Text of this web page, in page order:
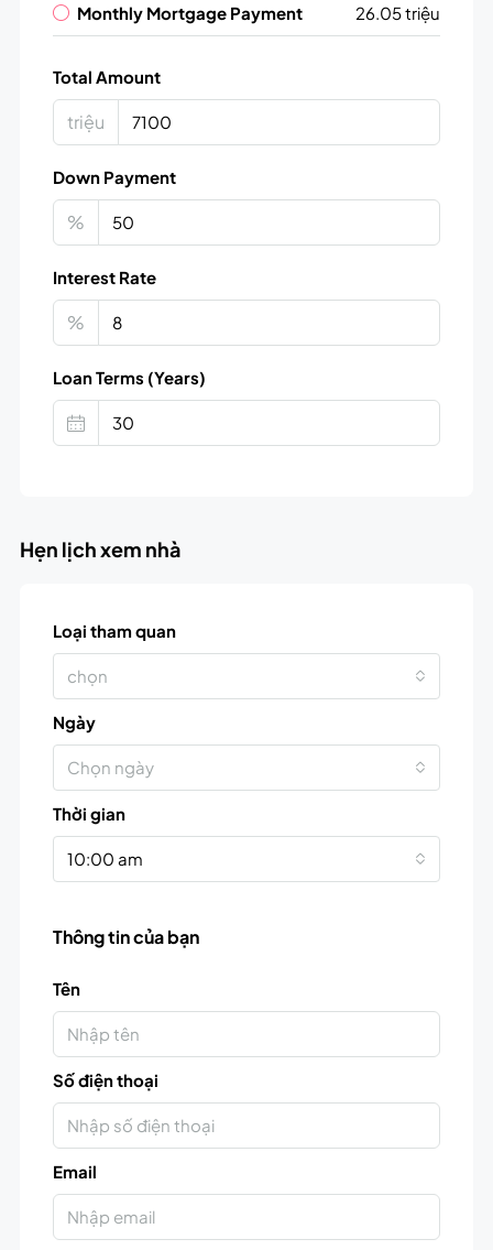
Monthly Mortgage Payment 26.05 triệu
Total Amount
triệu
Down Payment
%
Interest Rate
%
Loan Terms (Years)
Hẹn lịch xem nhà
Loại tham quan
chọn
Ngày
Chọn ngày
Thời gian
10:00 am
Thông tin của bạn
Tên
Số điện thoại
Email